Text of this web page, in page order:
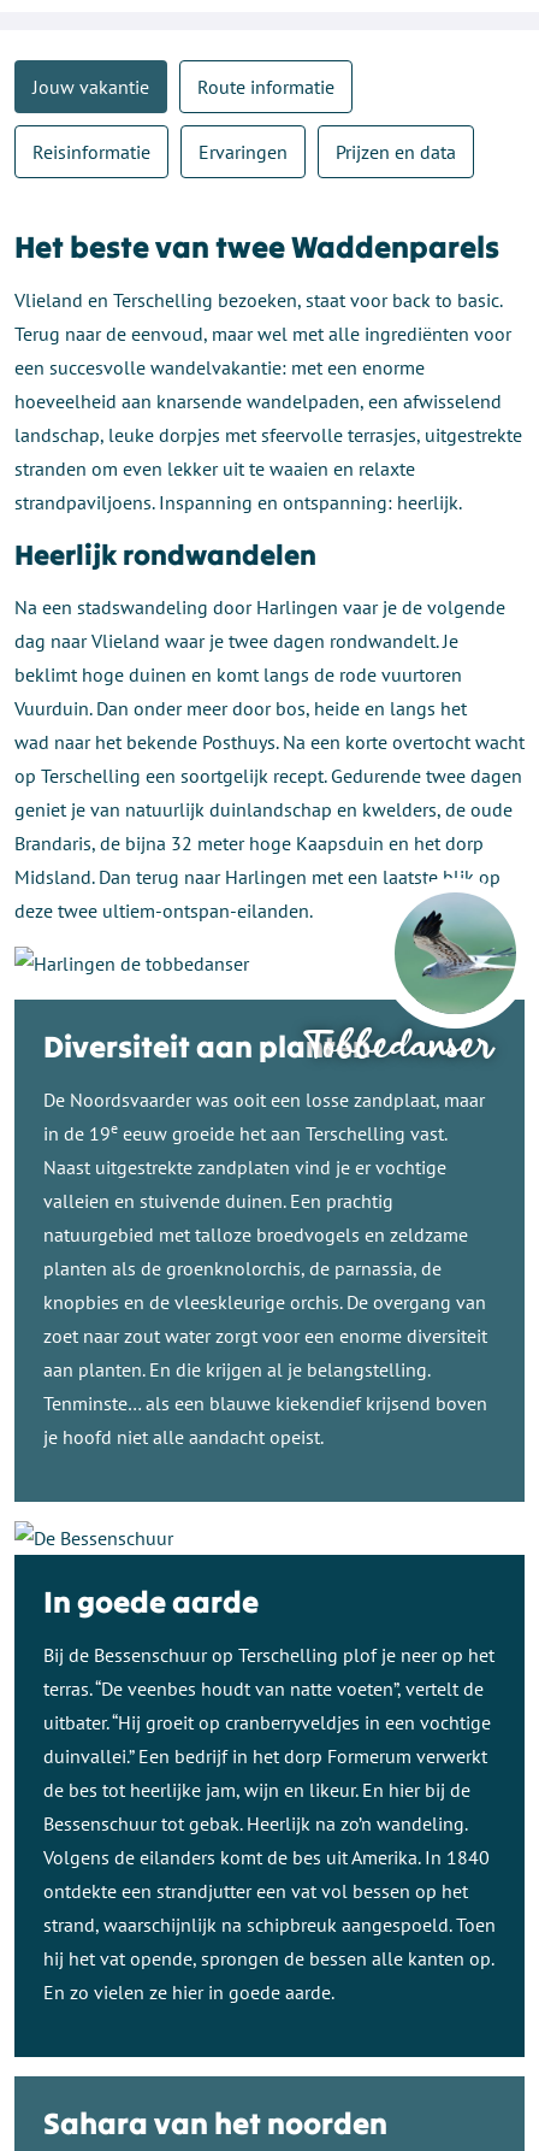
Jouw vakantie Route informatie
Reisinformatie Ervaringen Prijzen en data
Het beste van twee Waddenparels
Vlieland en Terschelling bezoeken, staat voor back to basic.
Terug naar de eenvoud, maar wel met alle ingrediënten voor
een succesvolle wandelvakantie: met een enorme
hoeveelheid aan knarsende wandelpaden, een afwisselend
landschap, leuke dorpjes met sfeervolle terrasjes, uitgestrekte
stranden om even lekker uit te waaien en relaxte
strandpaviljoens. Inspanning en ontspanning: heerlijk.
Heerlijk rondwandelen
Na een stadswandeling door Harlingen vaar je de volgende
dag naar Vlieland waar je twee dagen rondwandelt. Je
beklimt hoge duinen en komt langs de rode vuurtoren
Vuurduin. Dan onder meer door bos, heide en langs het
wad naar het bekende Posthuys. Na een korte overtocht wacht
op Terschelling een soortgelijk recept. Gedurende twee dagen
geniet je van natuurlijk duinlandschap en kwelders, de oude
Brandaris, de bijna 32 meter hoge Kaapsduin en het dorp
Midsland. Dan terug naar Harlingen met een laatste blik op
deze twee ultiem-ontspan-eilanden.
De
Tobbedanser
Diversiteit aan planten
De Noordsvaarder was ooit een losse zandplaat, maar
in de 19e eeuw groeide het aan Terschelling vast.
Naast uitgestrekte zandplaten vind je er vochtige
valleien en stuivende duinen. Een prachtig
natuurgebied met talloze broedvogels en zeldzame
planten als de groenknolorchis, de parnassia, de
knopbies en de vleeskleurige orchis. De overgang van
zoet naar zout water zorgt voor een enorme diversiteit
aan planten. En die krijgen al je belangstelling.
Tenminste… als een blauwe kiekendief krijsend boven
je hoofd niet alle aandacht opeist.
In goede aarde
Bij de Bessenschuur op Terschelling plof je neer op het
terras. “De veenbes houdt van natte voeten”, vertelt de
uitbater. “Hij groeit op cranberryveldjes in een vochtige
duinvallei.” Een bedrijf in het dorp Formerum verwerkt
de bes tot heerlijke jam, wijn en likeur. En hier bij de
Bessenschuur tot gebak. Heerlijk na zo’n wandeling.
Volgens de eilanders komt de bes uit Amerika. In 1840
ontdekte een strandjutter een vat vol bessen op het
strand, waarschijnlijk na schipbreuk aangespoeld. Toen
hij het vat opende, sprongen de bessen alle kanten op.
En zo vielen ze hier in goede aarde.
Sahara van het noorden